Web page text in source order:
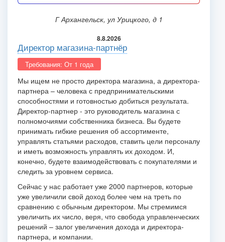
г Архангельск, ул Урицкого, д 1
8.8.2026
Директор магазина-партнёр
Требования: От 1 года
Мы ищем не просто директора магазина, а директора-
партнера – человека с предпринимательскими
способностями и готовностью добиться результата.
Директор-партнер - это руководитель магазина с
полномочиями собственника бизнеса. Вы будете
принимать гибкие решения об ассортименте,
управлять статьями расходов, ставить цели персоналу
и иметь возможность управлять их доходом. И,
конечно, будете взаимодействовать с покупателями и
следить за уровнем сервиса.
Сейчас у нас работает уже 2000 партнеров, которые
уже увеличили свой доход более чем на треть по
сравнению с обычным директором. Мы стремимся
увеличить их число, веря, что свобода управленческих
решений – залог увеличения дохода и директора-
партнера, и компании.